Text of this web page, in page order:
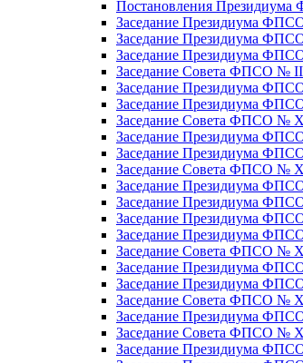
Постановления
Заседание Президиума
Заседание Президиума
Заседание Президиума
Заседание Совета ФПСО № II
Заседание Президиума
Заседание Президиума
Заседание Совета ФПСО №
Заседание Президиума
Заседание Президиума
Заседание Совета ФПСО №
Заседание Президиума
Заседание Президиума
Заседание Президиума
Заседание Президиума
Заседание Совета ФПСО №
Заседание Президиума
Заседание Президиума
Заседание Совета ФПСО №
Заседание Президиума
Заседание Совета ФПСО № X
Заседание Президиума